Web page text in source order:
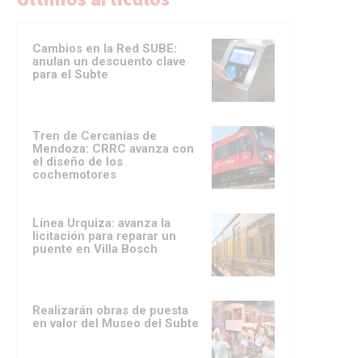
Cambios en la Red SUBE:
anulan un descuento clave
para el Subte
Tren de Cercanías de
Mendoza: CRRC avanza con
el diseño de los
cochemotores
Línea Urquiza: avanza la
licitación para reparar un
puente en Villa Bosch
Realizarán obras de puesta
en valor del Museo del Subte